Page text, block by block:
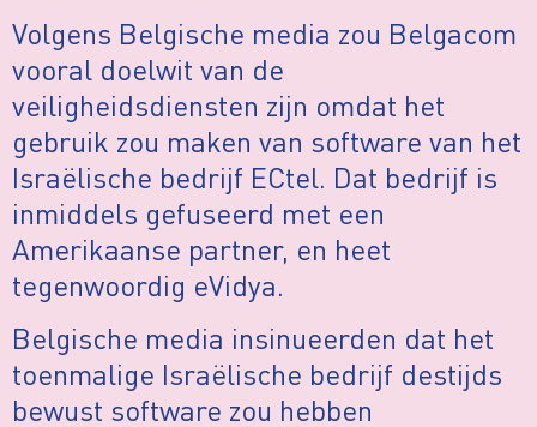
Volgens Belgische media zou Belgacom
vooral doelwit van de
veiligheidsdiensten zijn omdat het
gebruik zou maken van software van het
Israëlische bedrijf ECtel. Dat bedrijf is
inmiddels gefuseerd met een
Amerikaanse partner, en heet
tegenwoordig eVidya.
Belgische media insinueerden dat het
toenmalige Israëlische bedrijf destijds
bewust software zou hebben